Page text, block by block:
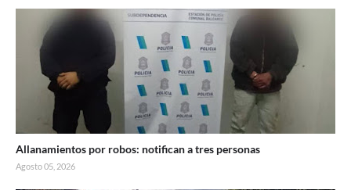
Allanamientos por robos: notifican a tres personas
Agosto 05, 2026